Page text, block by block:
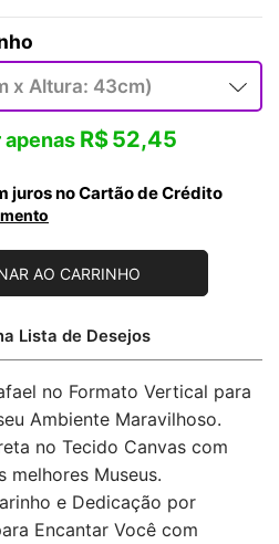
R$52,45
juros no Cartão de Crédito
AO CARRINHO
Lista de Desejos
no Formato Vertical para
Ambiente Maravilhoso.
no Tecido Canvas com
melhores Museus.
e Dedicação por
Encantar Você com